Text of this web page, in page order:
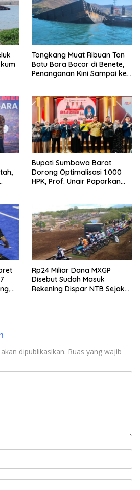
Tongkang Muat Ribuan Ton
Batu Bara Bocor di Benete,
Penanganan Kini Sampai ke
Bupati Sumbawa Barat
Dorong Optimalisasi 1.000
HPK, Prof. Unair Paparkan
Rp24 Miliar Dana MXGP
Disebut Sudah Masuk
Rekening Dispar NTB Sejak
dipublikasikan. Ruas yang wajib